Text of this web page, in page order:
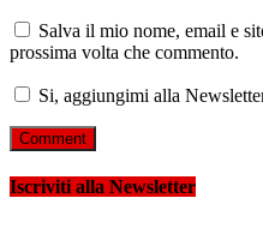
Salva il mio nome, email e
prossima volta che commento.
Si, aggiungimi alla
Iscriviti alla Newsletter